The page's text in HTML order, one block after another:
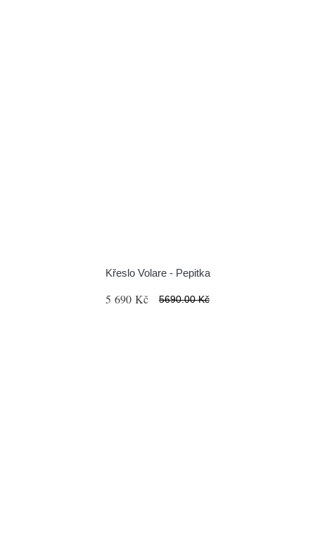
Křeslo Volare - Pepitka
5 690 Kč 5690.00 Kč